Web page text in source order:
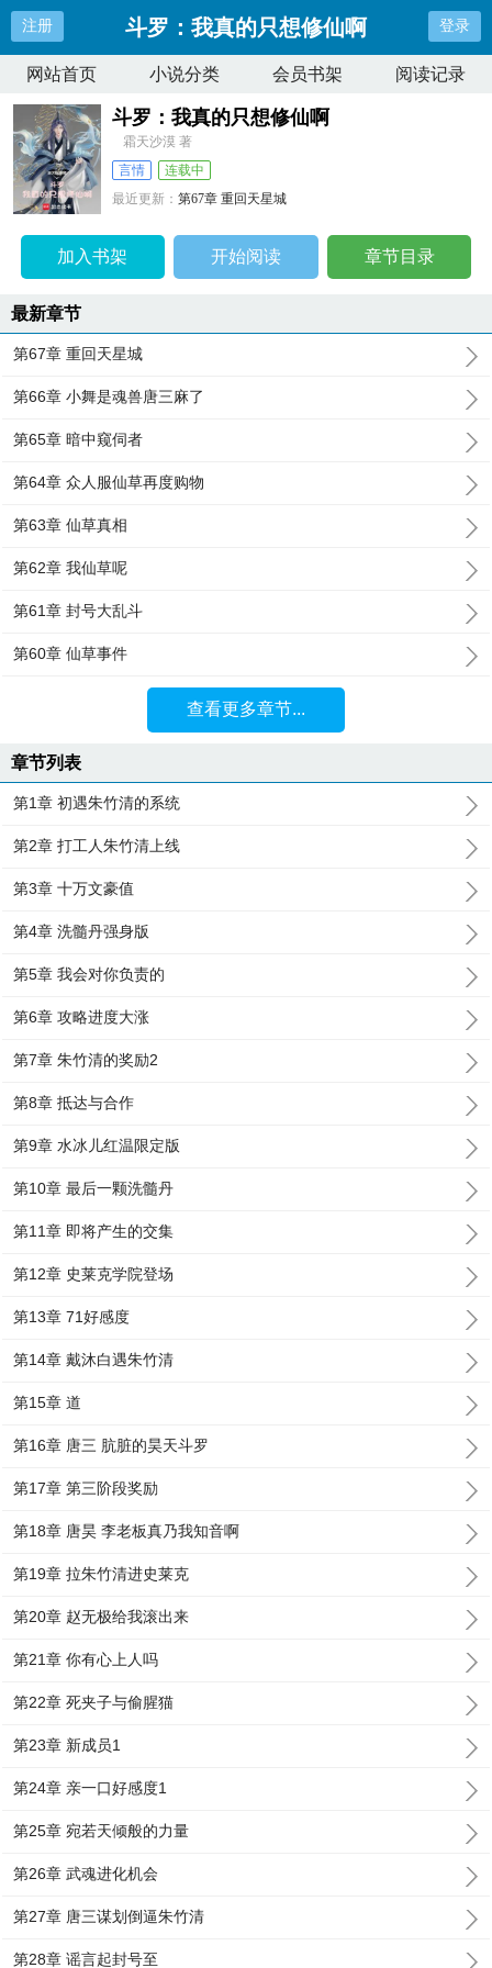
注册 斗罗：我真的只想修仙啊 登录
网站首页 小说分类 会员书架 阅读记录
斗罗：我真的只想修仙啊
霜天沙漠 著
言情
连载中
最近更新：第67章 重回天星城
加入书架 开始阅读 章节目录
最新章节
第67章 重回天星城
第66章 小舞是魂兽唐三麻了
第65章 暗中窥伺者
第64章 众人服仙草再度购物
第63章 仙草真相
第62章 我仙草呢
第61章 封号大乱斗
第60章 仙草事件
查看更多章节...
章节列表
第1章 初遇朱竹清的系统
第2章 打工人朱竹清上线
第3章 十万文豪值
第4章 洗髓丹强身版
第5章 我会对你负责的
第6章 攻略进度大涨
第7章 朱竹清的奖励2
第8章 抵达与合作
第9章 水冰儿红温限定版
第10章 最后一颗洗髓丹
第11章 即将产生的交集
第12章 史莱克学院登场
第13章 71好感度
第14章 戴沐白遇朱竹清
第15章 道
第16章 唐三 肮脏的昊天斗罗
第17章 第三阶段奖励
第18章 唐昊 李老板真乃我知音啊
第19章 拉朱竹清进史莱克
第20章 赵无极给我滚出来
第21章 你有心上人吗
第22章 死夹子与偷腥猫
第23章 新成员1
第24章 亲一口好感度1
第25章 宛若天倾般的力量
第26章 武魂进化机会
第27章 唐三谋划倒逼朱竹清
第28章 谣言起封号至